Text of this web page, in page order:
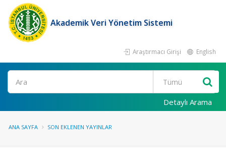
Akademik Veri Yönetim Sistemi
Araştırmacı Girişi English
Ara
Detaylı Arama
ANA SAYFA SON EKLENEN YAYINLAR